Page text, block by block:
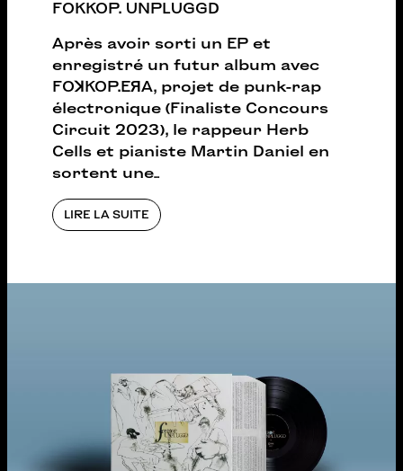
FOKKOP. UNPLUGGD
Après avoir sorti un EP et
enregistré un futur album avec
FOꓘKOP.EЯA, projet de punk-rap
électronique (Finaliste Concours
Circuit 2023), le rappeur Herb
Cells et pianiste Martin Daniel en
sortent une...
LIRE LA SUITE